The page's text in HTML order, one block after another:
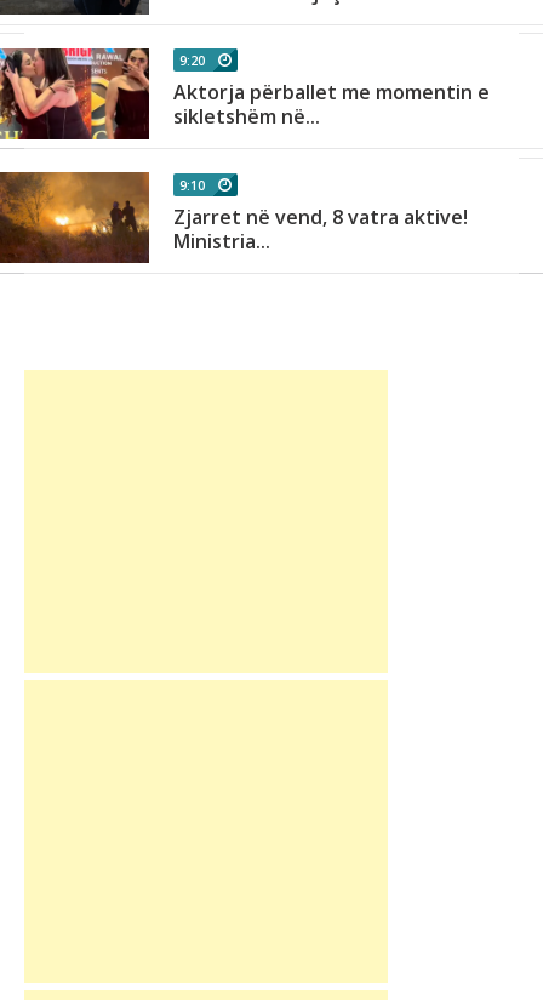
9:20
Aktorja përballet me momentin e
sikletshëm në...
9:10
Zjarret në vend, 8 vatra aktive!
Ministria...